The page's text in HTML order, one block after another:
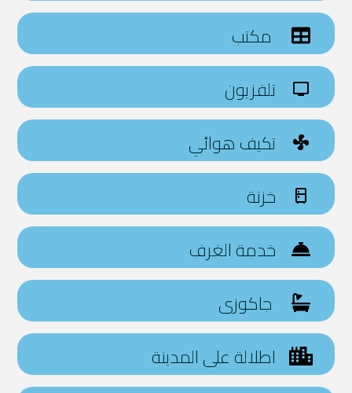
مكتب
تلفزيون
تكيف هوائي
خزنة
خدمة الغرف
جاكوزى
اطلالة على المدينة